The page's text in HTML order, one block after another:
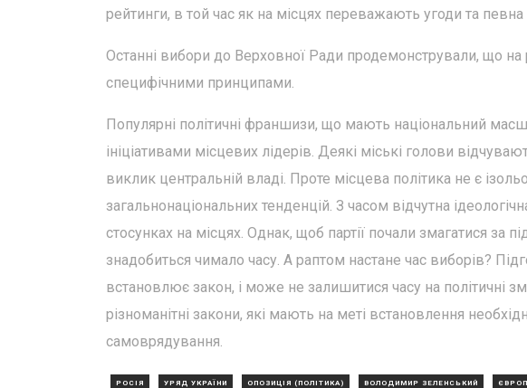
рейтинги, в той час як на місцях переважають угоди та певна
Останні вибори до Верховної Ради продемонстрували, що на
специфічними принципами.
Популярні політичні франшизи, що мають національний
ініціативами місцевих лідерів. Деякі міські голови
виклик центральній владі. Проте місцева політика не є
загальнонаціональних тенденцій. З часом відчутна
стосунках на місцях. Однак, щоб партії почали змагатися за
знадобиться чимало часу. А раптом настане час виборів?
встановлює закон, і може не залишитися часу на політичні
різноманітні закони, які мають на меті встановлення
самоврядування.
РОСІЯ УРЯД УКРАЇНИ ОПОЗИЦІЯ (ПОЛІТИКА) ВОЛОДИМИР ЗЕЛЕНСЬКИЙ